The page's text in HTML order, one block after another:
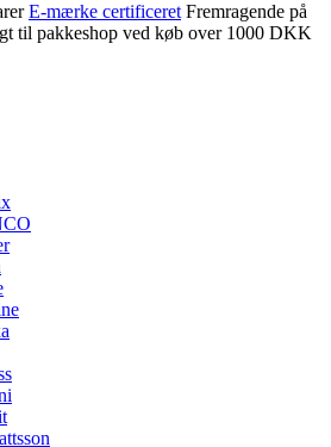
E-mærke certificeret Fremragende på
til pakkeshop ved køb over 1000 DKK